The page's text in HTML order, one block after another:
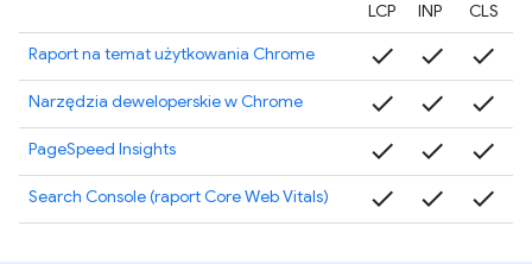
LCP INP
CLS
Raport na temat użytkowania Chrome
check check check
Narzędzia deweloperskie w Chrome check check check
PageSpeed Insights check check check
Search Console (raport Core Web Vitals) check check check